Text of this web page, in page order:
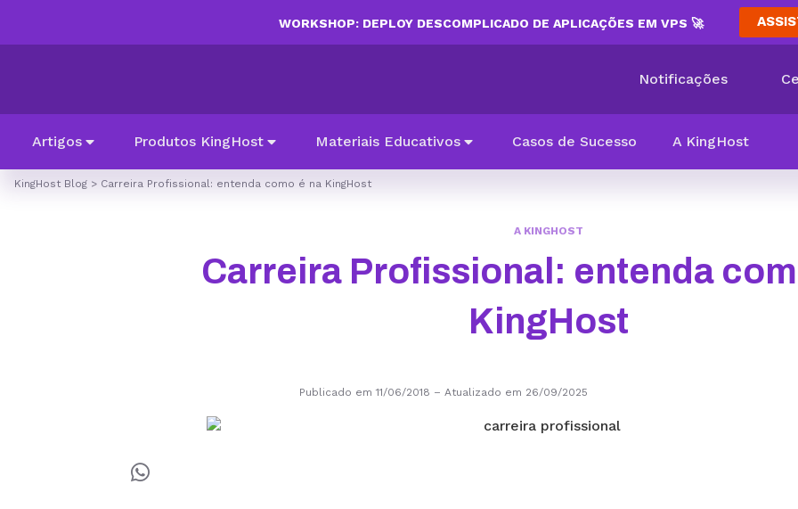
WORKSHOP: DEPLOY DESCOMPLICADO DE APLICAÇÕES EM VPS 🚀
Notificações
Artigos Produtos KingHost Materiais Educativos Casos de Sucesso A KingHost
KingHost Blog > Carreira Profissional: entenda como é na KingHost
A KINGHOST
Carreira Profissional: entenda
KingHost
Publicado em 11/06/2018 – Atualizado em 26/09/2025